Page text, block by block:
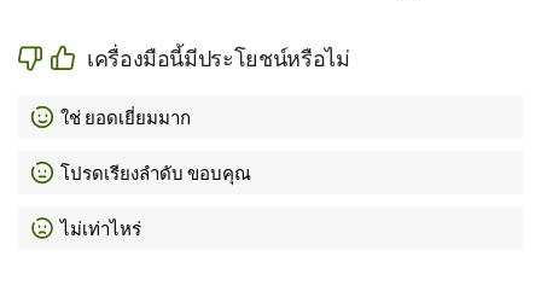
เครื่องมือนี้มีประโยชน์หรือไม่
ใช่ ยอดเยี่ยมมาก
โปรดเรียงลำดับ ขอบคุณ
ไม่เท่าไหร่